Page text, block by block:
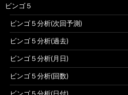
ビンゴ５
ビンゴ５分析(次回予測)
ビンゴ５分析(過去)
ビンゴ５分析(月日)
ビンゴ５分析(回数)